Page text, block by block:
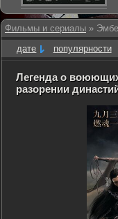
Фильмы и сериалы »
дате
популярности
Легенда о
разорении